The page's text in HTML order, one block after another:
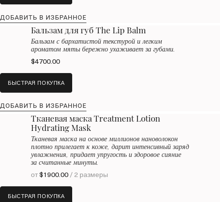
ДОБАВИТЬ В ИЗБРАННОЕ
Бальзам для губ The Lip Balm
Бальзам с бархатистой текстурой и легким
ароматом мяты бережно ухаживает за губами.
$4700.00
БЫСТРАЯ ПОКУПКА
ДОБАВИТЬ В ИЗБРАННОЕ
Тканевая маска Treatment Lotion
Hydrating Mask
Тканевая маска на основе миллионов нановолокон
плотно прилегает к коже, дарит интенсивный заряд
увлажнения, придает упругость и здоровое сияние
за считанные минуты.
от$1900.00/ 2 размеры
БЫСТРАЯ ПОКУПКА